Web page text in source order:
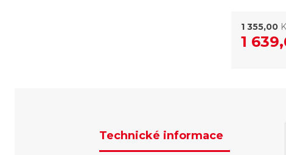
1 355,00
1
Technické informace